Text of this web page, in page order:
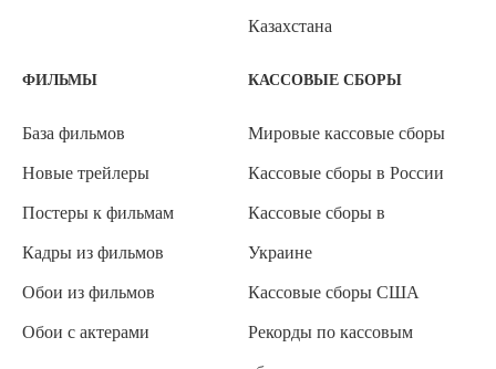
Казахстана
ФИЛЬМЫ
База фильмов
Новые трейлеры
Постеры к фильмам
Кадры из фильмов
Обои из фильмов
Обои с актерами
КАССОВЫЕ СБОРЫ
Мировые кассовые сборы
Кассовые сборы в России
Кассовые сборы в
Украине
Кассовые сборы США
Рекорды по кассовым